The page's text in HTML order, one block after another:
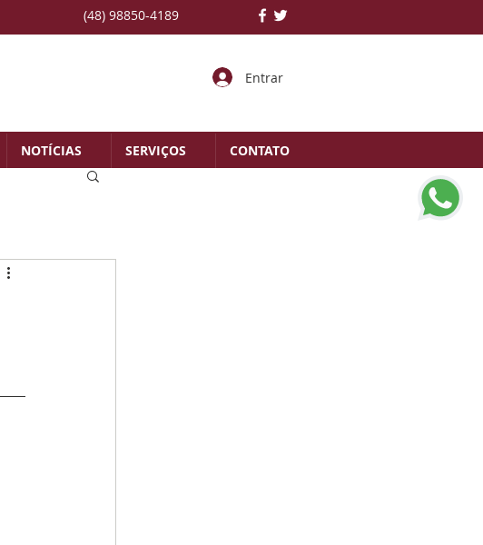
(48) 98850-4189
Entrar
NOTÍCIAS SERVIÇOS CONTATO